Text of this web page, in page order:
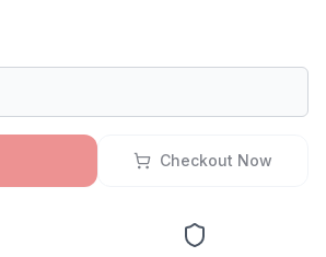
Checkout Now